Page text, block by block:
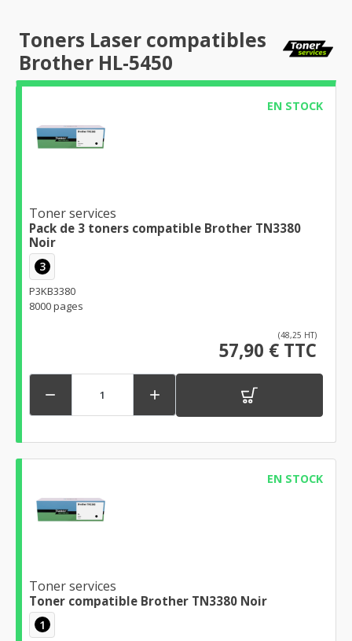
Toners Laser compatibles
Brother HL-5450
EN STOCK
Toner services
Pack de 3 toners compatible Brother TN3380
Noir
3
P3KB3380
8000 pages
(48,25 HT)
57,90 € TTC
 
EN STOCK
Toner services
Toner compatible Brother TN3380 Noir
1